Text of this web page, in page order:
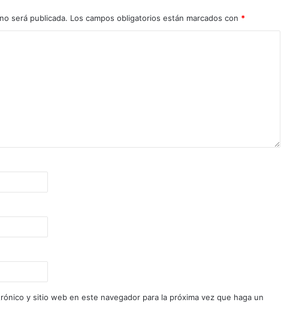
será publicada. Los campos obligatorios están marcados con *
y sitio web en este navegador para la próxima vez que haga un